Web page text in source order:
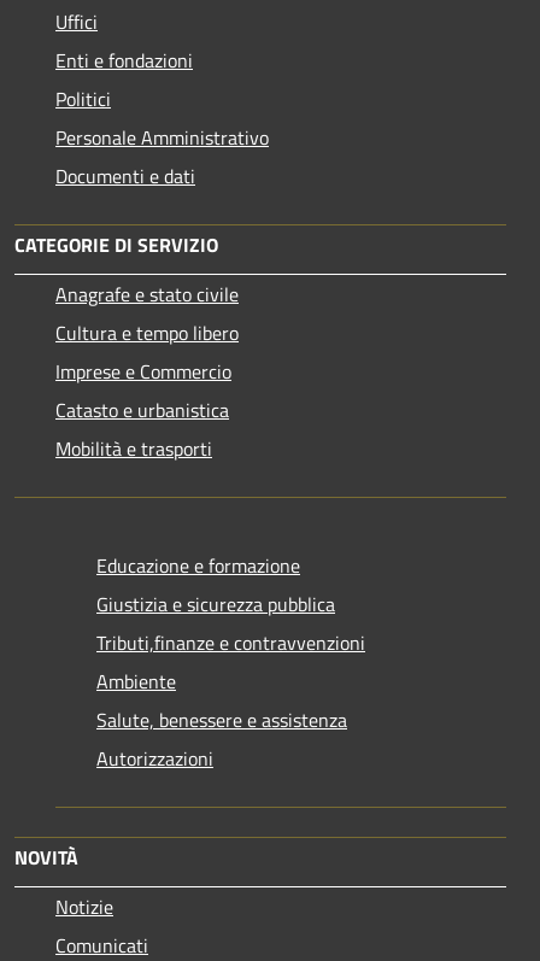
Uffici
Enti e fondazioni
Politici
Personale Amministrativo
Documenti e dati
CATEGORIE DI SERVIZIO
Anagrafe e stato civile
Cultura e tempo libero
Imprese e Commercio
Catasto e urbanistica
Mobilità e trasporti
Educazione e formazione
Giustizia e sicurezza pubblica
Tributi,finanze e contravvenzioni
Ambiente
Salute, benessere e assistenza
Autorizzazioni
NOVITÀ
Notizie
Comunicati